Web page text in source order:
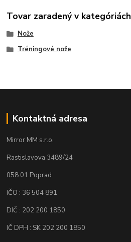
Tovar zaradený v kategóriách
Nože
Tréningové nože
Kontaktná adresa
Mirror MM s.r.o.
Rastislavova 3489/24
058 01 Poprad
IČO : 36 504 891
DIČ : 202 200 1850
IČ DPH : SK 202 200 1850